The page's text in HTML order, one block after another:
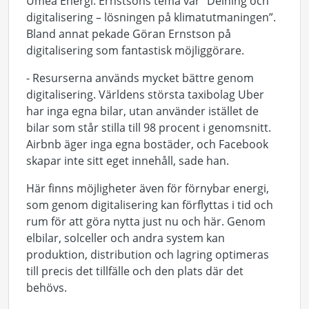
digitalisering – lösningen på klimatutmaningen”.
Bland annat pekade Göran Ernstson på
digitalisering som fantastisk möjliggörare.
- Resurserna används mycket bättre genom
digitalisering. Världens största taxibolag Uber
har inga egna bilar, utan använder istället de
bilar som står stilla till 98 procent i genomsnitt.
Airbnb äger inga egna bostäder, och Facebook
skapar inte sitt eget innehåll, sade han.
Här finns möjligheter även för förnybar energi,
som genom digitalisering kan förflyttas i tid och
rum för att göra nytta just nu och här. Genom
elbilar, solceller och andra system kan
produktion, distribution och lagring optimeras
till precis det tillfälle och den plats där det
behövs.